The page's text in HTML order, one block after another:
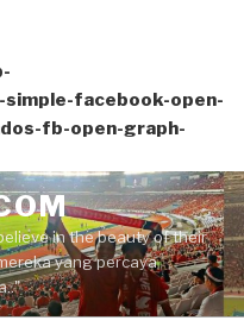
facebook-open-
fb-open-graph-
in the beauty of their
yang percaya